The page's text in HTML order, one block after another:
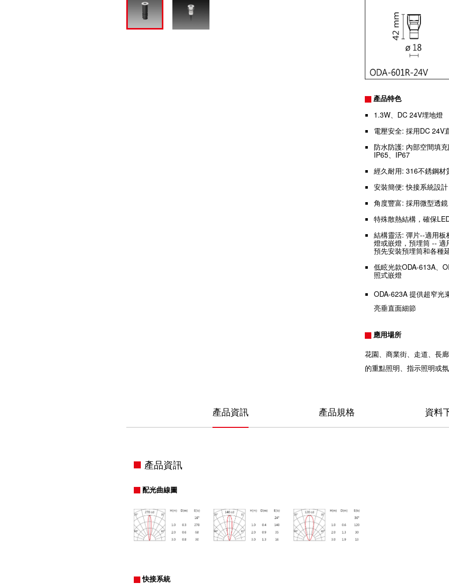
產品特色
1.3W、DC 24V埋地燈
電壓安全: 採用DC 24V
防水防護: 內部空間填
IP65、IP67
經久耐用: 316不銹鋼
安裝簡便: 快接系統設
角度豐富: 採用微型透
特殊散熱結構，確保
結構靈活: 彈片--適用
燈或嵌燈，預埋筒 --
預先安裝預埋筒和各種
低眩光款ODA-613A、
照式嵌燈
ODA-623A 提供超窄光
亮垂直面細節
應用場所
花園、商業街、走道、長
的重點照明、指示照明或
產品資訊 產品規格 資料
產品資訊
配光曲線圖
快接系統